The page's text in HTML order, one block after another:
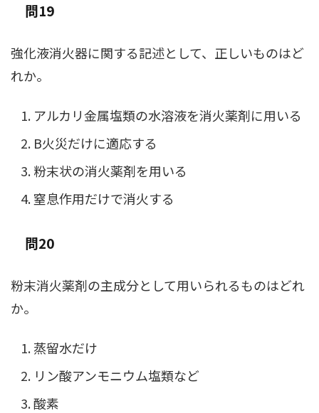
問19
強化液消火器に関する記述として、正しいものはど
れか。
アルカリ金属塩類の水溶液を消火薬剤に用いる
B火災だけに適応する
粉末状の消火薬剤を用いる
窒息作用だけで消火する
問20
粉末消火薬剤の主成分として用いられるものはどれ
か。
蒸留水だけ
リン酸アンモニウム塩類など
酸素